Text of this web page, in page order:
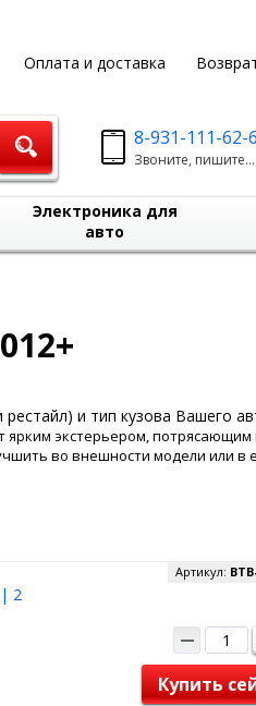
Оплата и доставка
8-931-111-62-
Звоните, пишите...
Электроника для
авто
и тип кузова Вашего
экстерьером,
во внешности модели или в
2
Артикул:
Купить